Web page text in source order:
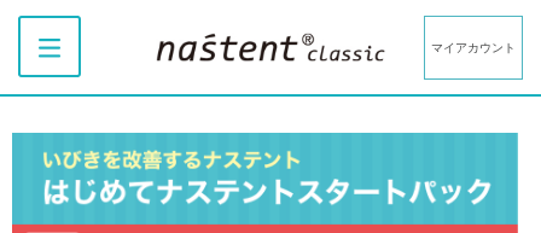
マイアカウント